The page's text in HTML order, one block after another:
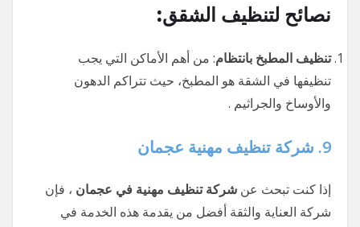
نصائح لتنظيف الشقق:
تنظيف المطبخ بانتظام: من أهم الأماكن التي يجب
تنظيفها في الشقة هو المطبخ، حيث تتراكم الدهون
والأوساخ والجراثيم .
9. شركة تنظيف مهنية عجمان
إذا كنت تبحث عن شركة تنظيف مهنية في عجمان ، فإن
شركة العناية والثقة أفضل من يقدمة هذه الخدمة في